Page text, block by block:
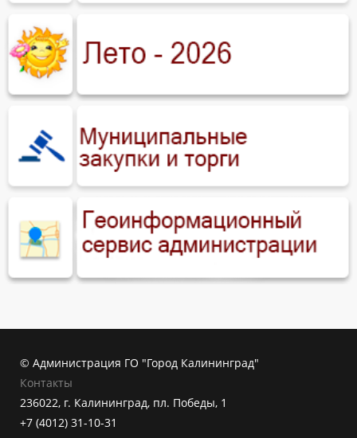
© Администрация ГО "Город Калининград"
Контакты
236022, г. Калининград, пл. Победы, 1
+7 (4012) 31-10-31